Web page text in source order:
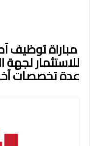
مباراة توظيف
للاستثمار لجهة
عدة تخصصات آخر أجل